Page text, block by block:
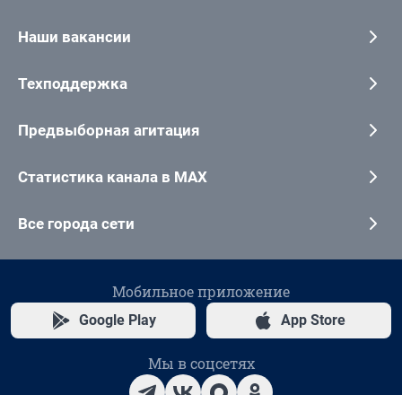
Наши вакансии
Техподдержка
Предвыборная агитация
Статистика канала в MAX
Все города сети
Мобильное приложение
Google Play App Store
Мы в соцсетях